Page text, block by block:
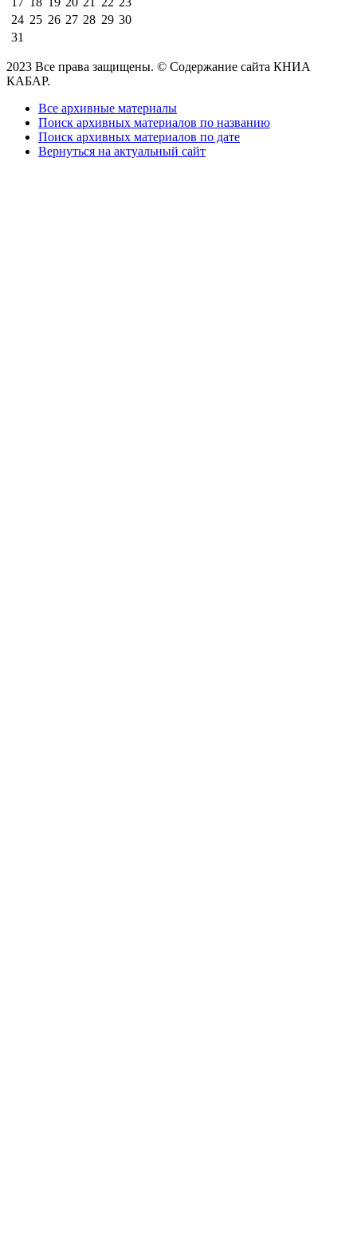
24 25 26 27 28 29 30
31
2023 Все права защищены. © Содержание сайта КНИА
КАБАР.
Все архивные материалы
Поиск архивных материалов по названию
Поиск архивных материалов по дате
Вернуться на актуальный сайт